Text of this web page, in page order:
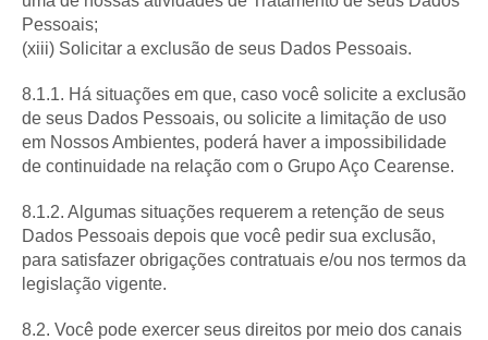
Pessoais;
(xiii) Solicitar a exclusão de seus Dados Pessoais.
8.1.1. Há situações em que, caso você solicite a exclusão
de seus Dados Pessoais, ou solicite a limitação de uso
em Nossos Ambientes, poderá haver a impossibilidade
de continuidade na relação com o Grupo Aço Cearense.
8.1.2. Algumas situações requerem a retenção de seus
Dados Pessoais depois que você pedir sua exclusão,
para satisfazer obrigações contratuais e/ou nos termos da
legislação vigente.
8.2. Você pode exercer seus direitos por meio dos canais